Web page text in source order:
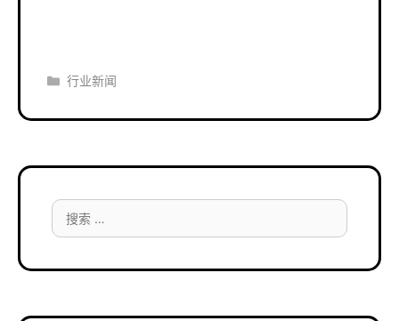
分
行业新闻
搜
索：